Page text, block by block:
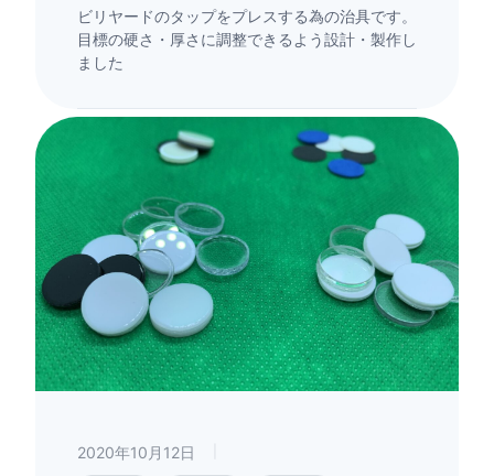
ビリヤードのタップをプレスする為の治具です。
目標の硬さ・厚さに調整できるよう設計・製作し
ました
2020年10月12日